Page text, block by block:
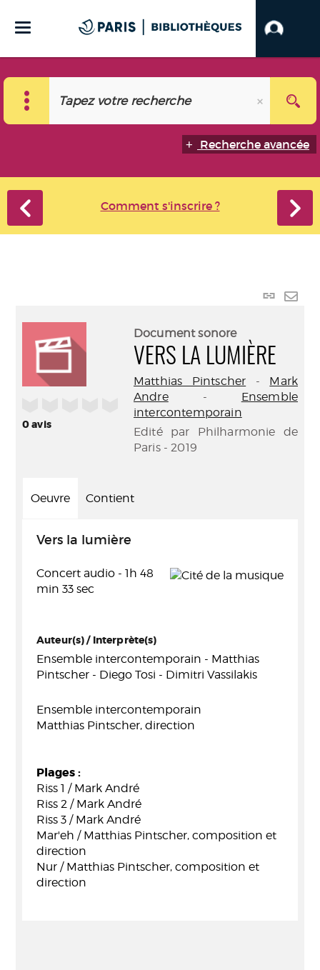
Recherche avancée
Comment s'inscrire ?
Lien
0avis
Document sonore
VERS LA LUMIÈRE
Matthias Pintscher - Mark
Andre- Ensemble
intercontemporain
Edité par Philharmonie de
Paris - 2019
Oeuvre Contient
Vers la lumière
Concert audio - 1h 48
min 33 sec
Auteur(s) / Interprète(s)
Ensemble intercontemporain - Matthias
Pintscher - Diego Tosi - Dimitri Vassilakis
Ensemble intercontemporain
Matthias Pintscher, direction
Plages :
Riss 1 / Mark André
Riss 2 / Mark André
Riss 3 / Mark André
Mar'eh / Matthias Pintscher, composition et
direction
Nur / Matthias Pintscher, composition et
direction